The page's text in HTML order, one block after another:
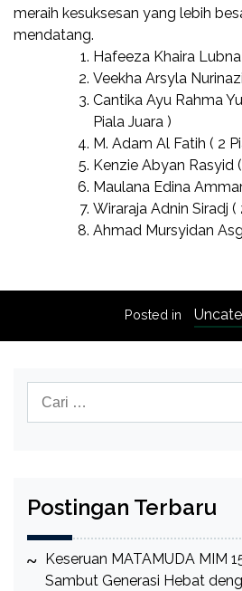
meraih kesuksesan yang lebih
mendatang.
Hafeeza Khaira Lubna
Veekha Arsyla
Cantika Ayu Rahma
Piala Juara )
M. Adam Al Fatih ( 2
Kenzie Abyan Rasyid
Maulana Edina
Wiraraja Adnin Siradj (
Ahmad Mursyidan
Posted in
Postingan Terbaru
Keseruan MATAMUDA MIM
Sambut Generasi Hebat